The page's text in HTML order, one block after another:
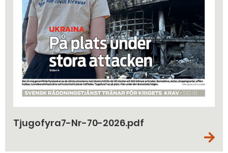
Tjugofyra7-Nr-70-2026.pdf